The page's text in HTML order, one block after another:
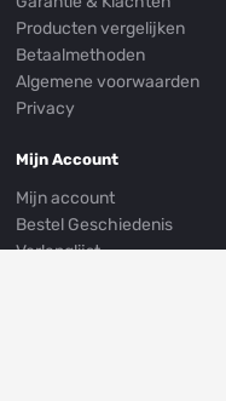
Producten vergelijken
Betaalmethoden
Algemene voorwaarden
Privacy
Mijn Account
Mijn account
Bestel Geschiedenis
Verlanglijst